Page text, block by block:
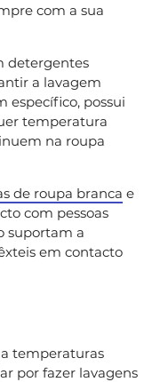
com a sua
detergentes
a lavagem
específico, possui
temperatura
na roupa
de roupa branca e
com pessoas
suportam a
em contacto
temperaturas
por fazer lavagens